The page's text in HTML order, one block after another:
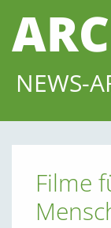
NEWS-
Filme